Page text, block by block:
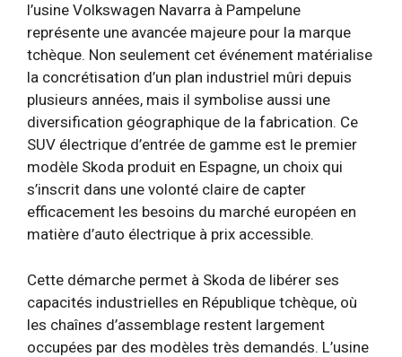
l’usine Volkswagen Navarra à Pampelune
représente une avancée majeure pour la marque
tchèque. Non seulement cet événement matérialise
la concrétisation d’un plan industriel mûri depuis
plusieurs années, mais il symbolise aussi une
diversification géographique de la fabrication. Ce
SUV électrique d’entrée de gamme est le premier
modèle Skoda produit en Espagne, un choix qui
s’inscrit dans une volonté claire de capter
efficacement les besoins du marché européen en
matière d’auto électrique à prix accessible.
Cette démarche permet à Skoda de libérer ses
capacités industrielles en République tchèque, où
les chaînes d’assemblage restent largement
occupées par des modèles très demandés. L’usine